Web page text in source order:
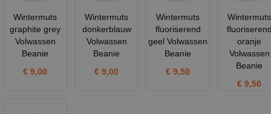
Wintermuts
graphite grey
Volwassen
Beanie
€ 9,00
Wintermuts
donkerblauw
Volwassen
Beanie
€ 9,00
Wintermuts
fluoriserend
geel Volwassen
Beanie
€ 9,50
Wintermuts
oranje
Volwassen
Beanie
€ 9,50